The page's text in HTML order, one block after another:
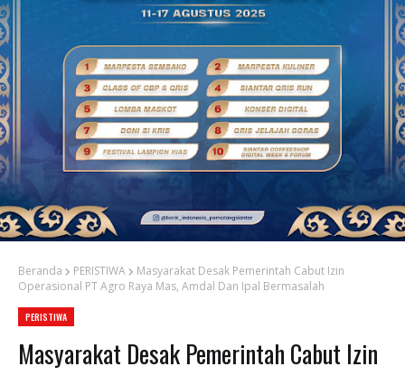
Beranda PERISTIWA
Masyarakat Desak Pemerintah Cabut Izin
Operasional PT Agro Raya Mas, Amdal Dan Ipal Bermasalah
PERISTIWA
Masyarakat Desak Pemerintah Cabut Izin